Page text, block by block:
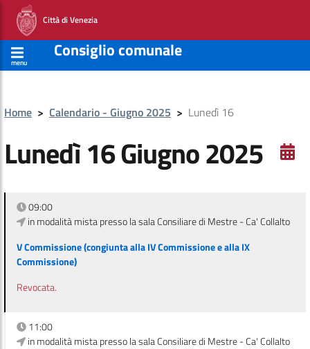
Città di Venezia
menu
Consiglio comunale
Home > Calendario - Giugno 2025 > Lunedì 16
Lunedì 16 Giugno 2025
09:00
in modalità mista presso la sala Consiliare di Mestre - Ca' Collalto
V Commissione (congiunta alla IV Commissione e alla IX
Commissione)
Revocata.
11:00
in modalità mista presso la sala Consiliare di Mestre - Ca' Collalto